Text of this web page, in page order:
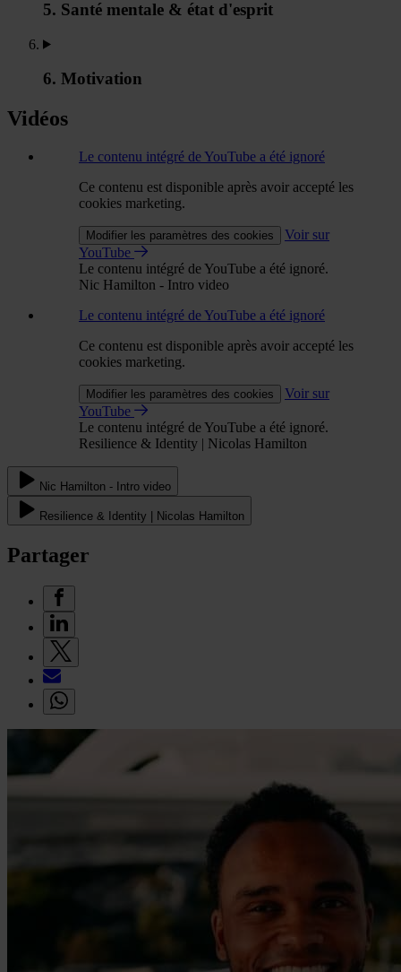
5. Santé mentale & état d'esprit
6. Motivation
Vidéos
Le contenu intégré de YouTube a été ignoré
Ce contenu est disponible après avoir accepté les
cookies marketing.
Modifier les paramètres des cookies
Voir sur
YouTube
Le contenu intégré de YouTube a été ignoré.
Nic Hamilton - Intro video
Le contenu intégré de YouTube a été ignoré
Ce contenu est disponible après avoir accepté les
cookies marketing.
Modifier les paramètres des cookies
Voir sur
YouTube
Le contenu intégré de YouTube a été ignoré.
Resilience & Identity | Nicolas Hamilton
Nic Hamilton - Intro video
Resilience & Identity | Nicolas Hamilton
Partager